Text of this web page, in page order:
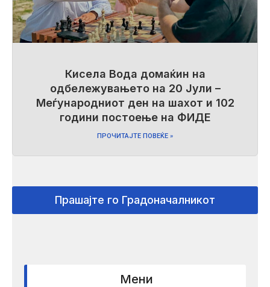
Кисела Вода домаќин на
одбележувањето на 20 Јули –
Меѓународниот ден на шахот и 102
години постоење на ФИДЕ
ПРОЧИТАЈТЕ ПОВЕЌЕ »
Прашајте го Градоначалникот
Мени